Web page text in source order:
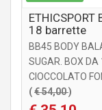
18 barrette
BB45 BODY
SUGAR. BOX
CIOCCOLATO
(€ 54,00)